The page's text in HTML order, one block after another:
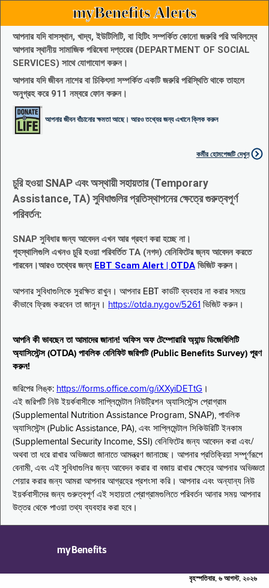
myBenefits Alerts
আপনার যদি বাসস্থান, খাদ্য, ইউটিলিটি, বা হিটিং সম্পর্কিত কোনো জরুরি পরি অবিলম্বে
আপনার স্থানীয় সামাজিক পরিষেবা দপ্তরের (DEPARTMENT OF SOCIAL
SERVICES) সাথে যোগাযোগ করুন।
আপনার যদি জীবন নাশের বা চিকিৎসা সম্পর্কিত একটি জরুরি পরিস্থিতি থাকে তাহলে
অনুগ্রহ করে 911 নম্বরে ফোন করুন।
আপনার জীবন বাঁচানোর ক্ষমতা আছে। আরও তথ্যের জন্য এখানে ক্লিক করুন
কর্মীর হোমপেজটি দেখুন
চুরি হওয়া SNAP এবং অস্থায়ী সহায়তার (Temporary
Assistance, TA) সুবিধাগুলির প্রতিস্থাপনের ক্ষেত্রে গুরুত্বপূর্ণ
পরিবর্তন:
SNAP সুবিধার জন্য আবেদন এখন আর গ্রহণ করা হচ্ছে না।
গৃহস্থালিগুলি এখনও চুরি হওয়া পরিবর্তিত TA (নগদ) বেনিফিটের জ্নয আবেদন করতে
পারবেন।আরও তথ্যের জন্য EBT Scam Alert | OTDA ভিজিট করুন।
আপনার সুবিধাগুলিকে সুরক্ষিত রাখুন। আপনার EBT কার্ডটি ব্যবহার না করার সময়ে
কীভাবে ফ্রিজ করবেন তা জানুন। https://otda.ny.gov/5261 ভিজিট করুন।
আপনি কী ভাবছেন তা আমাদের জানান! অফিস অফ টেম্পোরারি অ্যান্ড ডিজেবিলিটি
অ্যাসিস্টেন্স (OTDA) পাবলিক বেনিফিট জরিপটি (Public Benefits Survey) পূরণ
করুন!
জরিপের লিঙ্ক: https://forms.office.com/g/iXXyiDETtG ।
এই জরিপটি নিউ ইয়র্কবাসীকে সাপ্লিমেন্টাল নিউট্রিশন অ্যাসিস্টেন্স প্রোগ্রাম
(Supplemental Nutrition Assistance Program, SNAP), পাবলিক
অ্যাসিস্টেন্স (Public Assistance, PA), এবং সাপ্লিমেন্টাল সিকিউরিটি ইনকাম
(Supplemental Security Income, SSI) বেনিফিটের জন্য আবেদন করা এবং/
অথবা তা ধরে রাখার অভিজ্ঞতা জানাতে আমন্ত্রণ জানাচ্ছে। আপনার প্রতিক্রিয়া সম্পূর্ণরূপে
বেনামী, এবং এই সুবিধাগুলির জন্য আবেদন করার বা বজায় রাখার ক্ষেত্রে আপনার অভিজ্ঞতা
শেয়ার করার জন্য আমরা আপনার আগ্রহের প্রশংসা করি। আপনার এবং অন্যান্য নিউ
ইয়র্কবাসীদের জন্য গুরুত্বপূর্ণ এই সহায়তা প্রোগ্রামগুলিতে পরিবর্তন আনার সময় আপনার
উত্তর থেকে পাওয়া তথ্য ব্যবহার করা হবে।
myBenefits
বৃহস্পতিবার, ৬ আগস্ট, ২০২৬